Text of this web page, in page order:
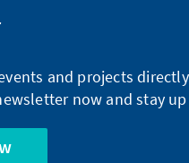
and projects
now and stay